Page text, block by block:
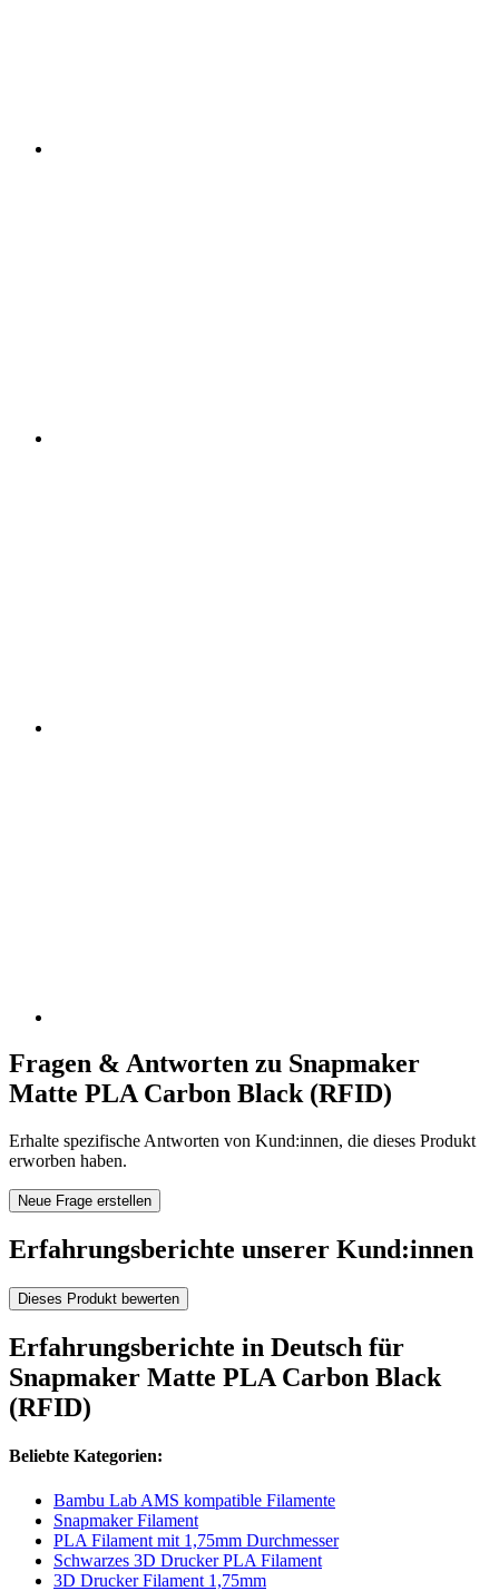
Fragen & Antworten zu Snapmaker
Matte PLA Carbon Black (RFID)
Erhalte spezifische Antworten von Kund:innen, die dieses Produkt
erworben haben.
Neue Frage erstellen
Erfahrungsberichte unserer Kund:innen
Dieses Produkt bewerten
Erfahrungsberichte in Deutsch für
Snapmaker Matte PLA Carbon Black
(RFID)
Beliebte Kategorien:
Bambu Lab AMS kompatible Filamente
Snapmaker Filament
PLA Filament mit 1,75mm Durchmesser
Schwarzes 3D Drucker PLA Filament
3D Drucker Filament 1,75mm